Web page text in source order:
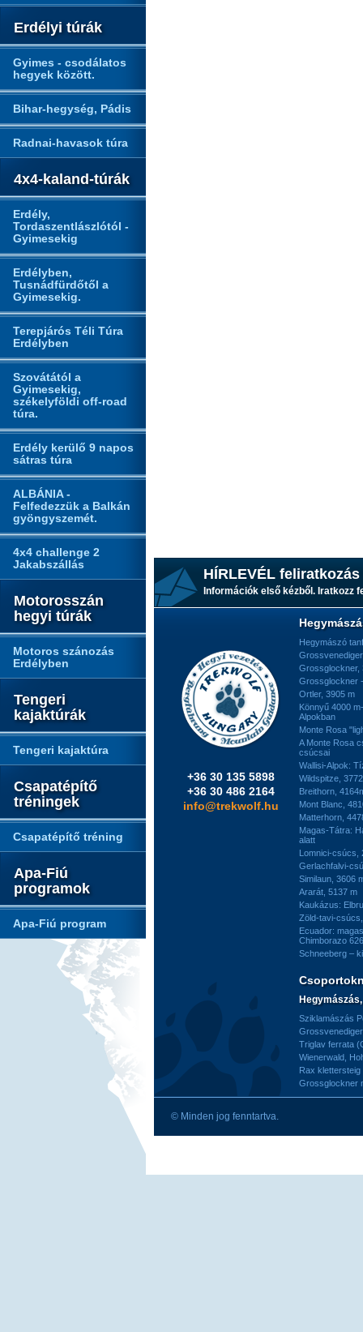
Erdélyi túrák
Gyimes - csodálatos
hegyek között.
Bihar-hegység, Pádis
Radnai-havasok túra
4x4-kaland-túrák
Erdély,
Tordaszentlászlótól -
Gyimesekig
Erdélyben,
Tusnádfürdőtől a
Gyimesekig.
Terepjárós Téli Túra
Erdélyben
Szovátától a
Gyimesekig,
székelyföldi off-road
túra.
Erdély kerülő 9 napos
sátras túra
ALBÁNIA -
Felfedezzük a Balkán
gyöngyszemét.
4x4 challenge 2
Jakabszállás
Motorosszán
hegyi túrák
Motoros szánozás
Erdélyben
Tengeri
kajaktúrák
Tengeri kajaktúra
Csapatépítő
tréningek
Csapatépítő tréning
Apa-Fiú
programok
Apa-Fiú program
HÍRLEVÉL feliratkozás
Információk első kézből. Iratkozz
+36 30 135 5898
+36 30 486 2164
info@trekwolf.hu
Hegymászó
Grossglockner,
Grossglockner
Ortler, 3905 m
Könnyű 4000
Alpokban
Monte Rosa
A Monte Rosa
csúcsai
Wallisi-Alpok:
Wildspitze,
Breithorn,
Mont Blanc,
Matterhorn,
Magas-Tátra:
alatt
Lomnici-csúcs,
Gerlachfalvi-
Similaun, 3606
Ararát, 5137 m
Kaukázus:
Zöld-tavi-
Ecuador:
Chimborazo
Schneeberg –
Sziklamászás
Triglav ferrata
Wienerwald,
Rax
Grossglockner
© Minden jog fenntartva.